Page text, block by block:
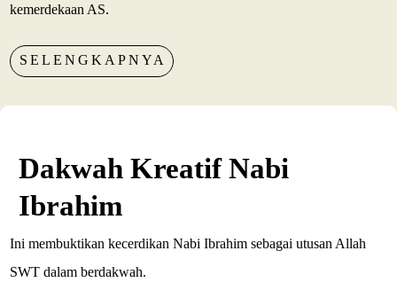
kemerdekaan AS.
SELENGKAPNYA
Dakwah Kreatif Nabi
Ibrahim
Ini membuktikan kecerdikan Nabi Ibrahim sebagai utusan Allah
SWT dalam berdakwah.